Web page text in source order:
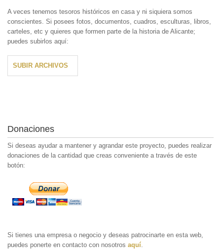
A veces tenemos tesoros históricos en casa y ni siquiera somos
conscientes. Si posees fotos, documentos, cuadros, esculturas, libros,
carteles, etc y quieres que formen parte de la historia de Alicante;
puedes subirlos aquí:
SUBIR ARCHIVOS
Donaciones
Si deseas ayudar a mantener y agrandar este proyecto, puedes realizar
donaciones de la cantidad que creas conveniente a través de este
botón:
Si tienes una empresa o negocio y deseas patrocinarte en esta web,
puedes ponerte en contacto con nosotros aquí